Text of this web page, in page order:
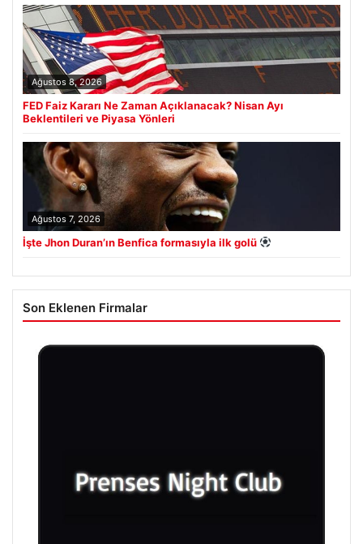
Ağustos 8, 2026
FED Faiz Kararı Ne Zaman Açıklanacak? Nisan Ayı
Beklentileri ve Piyasa Yönleri
Ağustos 7, 2026
İşte Jhon Duran’ın Benfica formasıyla ilk golü
Son Eklenen Firmalar